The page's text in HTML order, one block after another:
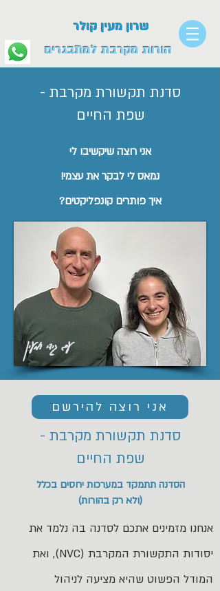
הורות מקרבת למתבגרים
שרון מעין קולר
סדנת תקשורת מקרבת -
שפת החיים
אני רוצה שיקשיבו לי
נמאס לי לבקר את עצמי!
איך פותרים קונפליקטים?
עם גידי ומעין
אני רוצה להירשם
סדנת תקשורת מקרבת -
שפת החיים
הסדנה תתמקד במערכות יחסים בכלל
(ולא רק בהורות)
אנחנו מזמינים אתכם לסדנה בה נלמד את
יסודות התקשורת המקרבת (NVC), ואת
המודל הפשוט שהיא מציעה לניהול